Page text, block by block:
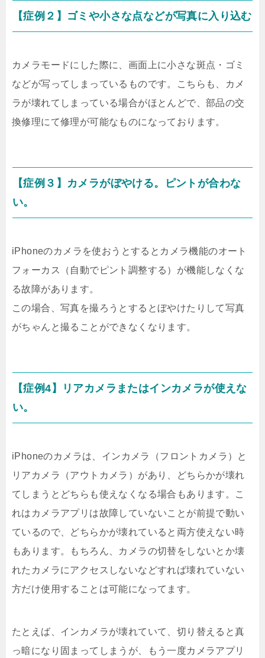
【症例２】ゴミや小さな点などが写真に入り込む
カメラモードにした際に、画面上に小さな斑点・ゴミ
などが写ってしまっているものです。こちらも、カメ
ラが壊れてしまっている場合がほとんどで、部品の交
換修理にて修理が可能なものになっております。
【症例３】カメラがぼやける。ピントが合わな
い。
iPhoneのカメラを使おうとするとカメラ機能のオート
フォーカス（自動でピント調整する）が機能しなくな
る故障があります。
この場合、写真を撮ろうとするとぼやけたりして写真
がちゃんと撮ることができなくなります。
【症例4】リアカメラまたはインカメラが使えな
い。
iPhoneのカメラは、インカメラ（フロントカメラ）と
リアカメラ（アウトカメラ）があり、どちらかが壊れ
てしまうとどちらも使えなくなる場合もあります。こ
れはカメラアプリは故障していないことが前提で動い
ているので、どちらかが壊れていると両方使えない時
もあります。もちろん、カメラの切替をしないとか壊
れたカメラにアクセスしないなどすれば壊れていない
方だけ使用することは可能になってます。
たとえば、インカメラが壊れていて、切り替えると真
っ暗になり固まってしまうが、もう一度カメラアプリ